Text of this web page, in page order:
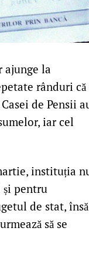
ajunge la
rânduri că
de Pensii
iar cel
instituția
pentru
de stat, însă
să se